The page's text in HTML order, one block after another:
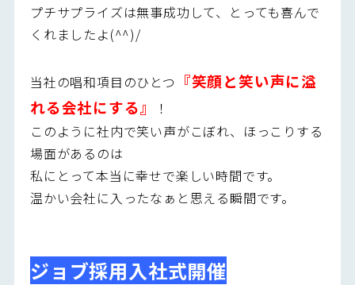
プチサプライズは無事成功して、とっても喜んで
くれましたよ(^^)/
当社の唱和項目のひとつ 『笑顔と笑い声に溢
れる会社にする』
！
このように社内で笑い声がこぼれ、ほっこりする
場面があるのは
私にとって本当に幸せで楽しい時間です。
温かい会社に入ったなぁと思える瞬間です。
ジョブ採用入社式開催